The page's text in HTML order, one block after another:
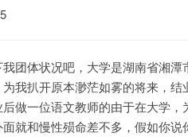
我团体状况吧，大学是湖南省湘
为我扒开原本渺茫如雾的将来，
做一位语文教师的由于在大学
面就和慢性殒命差不多，假如你